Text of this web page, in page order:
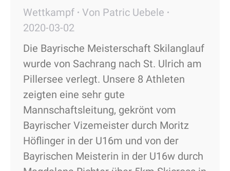
Wettkampf
Von Patric Uebele
2020-03-02
Die Bayrische Meisterschaft Skilanglauf
wurde von Sachrang nach St. Ulrich am
Pillersee verlegt. Unsere 8 Athleten
zeigten eine sehr gute
Mannschaftsleitung, gekrönt vom
Bayrischer Vizemeister durch Moritz
Höflinger in der U16m und von der
Bayrischen Meisterin in der U16w durch